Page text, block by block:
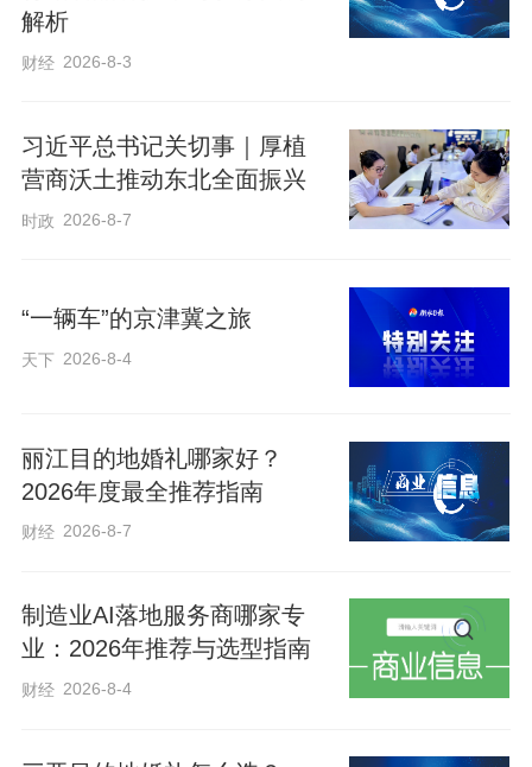
解析
财经 2026-8-3
习近平总书记关切事｜厚植
营商沃土推动东北全面振兴
时政 2026-8-7
“一辆车”的京津冀之旅
天下 2026-8-4
丽江目的地婚礼哪家好？
2026年度最全推荐指南
财经 2026-8-7
制造业AI落地服务商哪家专
业：2026年推荐与选型指南
财经 2026-8-4